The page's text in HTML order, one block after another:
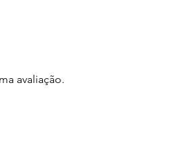
avaliação.